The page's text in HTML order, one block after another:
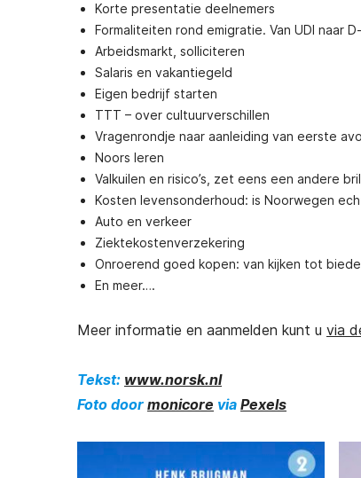
Korte presentatie deelnemers
Formaliteiten rond emigratie. Van UDI naar
Arbeidsmarkt, solliciteren
Salaris en vakantiegeld
Eigen bedrijf starten
TTT – over cultuurverschillen
Vragenrondje naar aanleiding van eerste
Noors leren
Valkuilen en risico’s, zet eens een andere
Kosten levensonderhoud: is Noorwegen
Auto en verkeer
Ziektekostenverzekering
Onroerend goed kopen: van kijken tot
En meer….
Meer informatie en aanmelden kunt u via
Tekst: www.norsk.nl
Foto door monicore via Pexels
Succesvol Emigreren naar
Spanje
€ 25,00